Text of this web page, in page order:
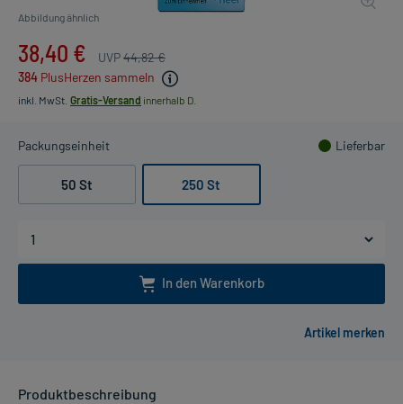
Abbildung ähnlich
38,40 € UVP44,82 €
384 PlusHerzen sammeln
inkl. MwSt. Gratis-Versand innerhalb D.
Packungseinheit Lieferbar
50 St 250 St
In den Warenkorb
Produktbeschreibung